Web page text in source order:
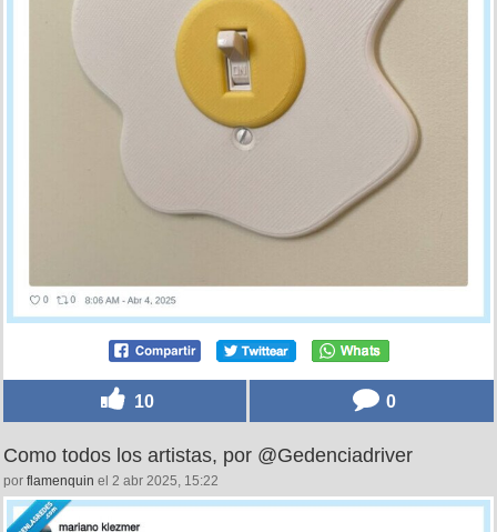
10 0
Como todos los artistas, por @Gedenciadriver
por flamenquin el 2 abr 2025, 15:22